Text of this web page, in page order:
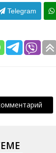
Telegram